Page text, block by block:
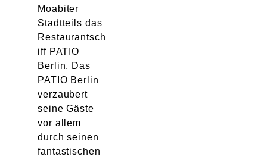
Moabiter
Stadtteils das
Restaurantsch
iff PATIO
Berlin. Das
PATIO Berlin
verzaubert
seine Gäste
vor allem
durch seinen
fantastischen